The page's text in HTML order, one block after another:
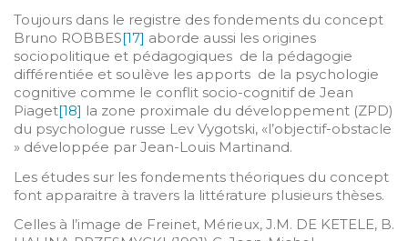
Toujours dans le registre des fondements du concept
Bruno ROBBES[17] aborde aussi les origines
sociopolitique et pédagogiques de la pédagogie
différentiée et soulève les apports de la psychologie
cognitive comme le conflit socio-cognitif de Jean
Piaget[18] la zone proximale du développement (ZPD)
du psychologue russe Lev Vygotski, «l’objectif-obstacle
» développée par Jean-Louis Martinand.
Les études sur les fondements théoriques du concept
font apparaitre à travers la littérature plusieurs thèses.
Celles à l’image de Freinet, Mérieux, J.M. DE KETELE, B.